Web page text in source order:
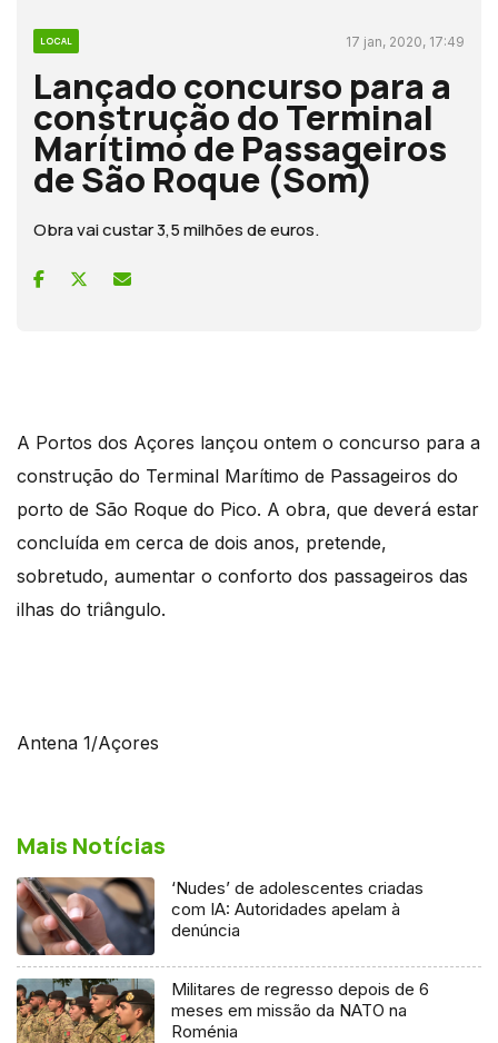
LOCAL 17 jan, 2020, 17:49
Lançado concurso para a
construção do Terminal
Marítimo de Passageiros
de São Roque (Som)
Obra vai custar 3,5 milhões de euros.
A Portos dos Açores lançou ontem o concurso para a
construção do Terminal Marítimo de Passageiros do
porto de São Roque do Pico. A obra, que deverá estar
concluída em cerca de dois anos, pretende,
sobretudo, aumentar o conforto dos passageiros das
ilhas do triângulo.
Antena 1/Açores
Mais Notícias
‘Nudes’ de adolescentes criadas
com IA: Autoridades apelam à
denúncia
Militares de regresso depois de 6
meses em missão da NATO na
Roménia